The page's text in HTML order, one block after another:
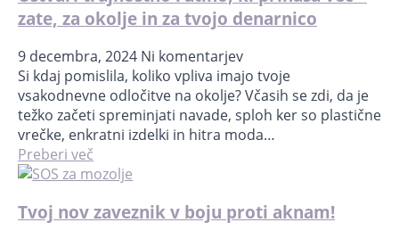
zate, za okolje in za tvojo denarnico
9 decembra, 2024 Ni komentarjev
Si kdaj pomislila, koliko vpliva imajo tvoje
vsakodnevne odločitve na okolje? Včasih se zdi, da je
težko začeti spreminjati navade, sploh ker so plastične
vrečke, enkratni izdelki in hitra moda…
Preberi več
Tvoj nov zaveznik v boju proti aknam!